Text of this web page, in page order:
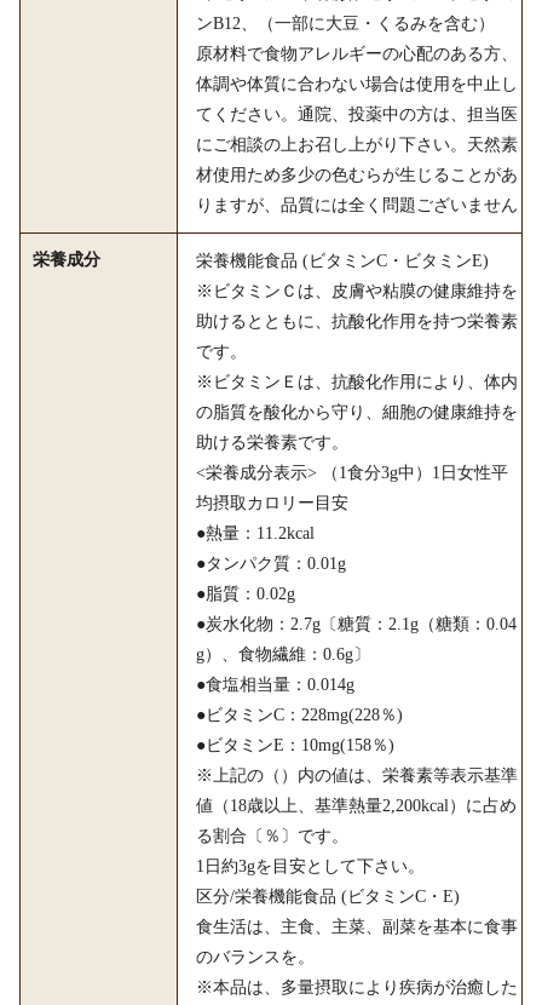
ンB12、（一部に大豆・くるみを含む）
原材料で食物アレルギーの心配のある方、
体調や体質に合わない場合は使用を中止し
てください。通院、投薬中の方は、担当医
にご相談の上お召し上がり下さい。天然素
材使用ため多少の色むらが生じることがあ
りますが、品質には全く問題ございません
栄養成分
栄養機能食品 (ビタミンC・ビタミンE)
※ビタミンＣは、皮膚や粘膜の健康維持を
助けるとともに、抗酸化作用を持つ栄養素
です。
※ビタミンＥは、抗酸化作用により、体内
の脂質を酸化から守り、細胞の健康維持を
助ける栄養素です。
<栄養成分表示> （1食分3g中）1日女性平
均摂取カロリー目安
●熱量：11.2kcal
●タンパク質：0.01g
●脂質：0.02g
●炭水化物：2.7g〔糖質：2.1g（糖類：0.04
g）、食物繊維：0.6g〕
●食塩相当量：0.014g
●ビタミンC：228mg(228％)
●ビタミンE：10mg(158％)
※上記の（）内の値は、栄養素等表示基準
値（18歳以上、基準熱量2,200kcal）に占め
る割合〔％〕です。
1日約3gを目安として下さい。
区分/栄養機能食品 (ビタミンC・E)
食生活は、主食、主菜、副菜を基本に食事
のバランスを。
※本品は、多量摂取により疾病が治癒した